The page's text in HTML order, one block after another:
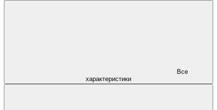
характеристики